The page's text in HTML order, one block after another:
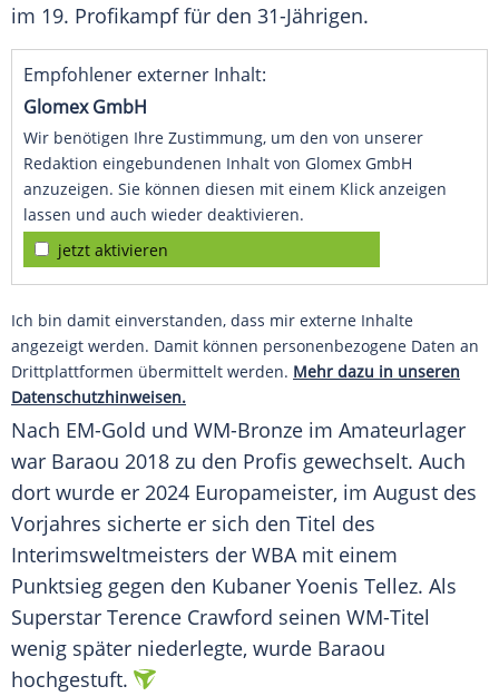
im 19. Profikampf für den 31-Jährigen.
Empfohlener externer Inhalt:
Glomex GmbH
Wir benötigen Ihre Zustimmung, um den von unserer
Redaktion eingebundenen Inhalt von Glomex GmbH
anzuzeigen. Sie können diesen mit einem Klick anzeigen
lassen und auch wieder deaktivieren.
jetzt aktivieren
Ich bin damit einverstanden, dass mir externe Inhalte
angezeigt werden. Damit können personenbezogene Daten an
Drittplattformen übermittelt werden. Mehr dazu in unseren
Datenschutzhinweisen.
Nach EM-Gold und WM-Bronze im Amateurlager
war Baraou 2018 zu den Profis gewechselt. Auch
dort wurde er 2024 Europameister, im August des
Vorjahres sicherte er sich den Titel des
Interimsweltmeisters der WBA mit einem
Punktsieg gegen den Kubaner Yoenis Tellez. Als
Superstar Terence Crawford seinen WM-Titel
wenig später niederlegte, wurde Baraou
hochgestuft.